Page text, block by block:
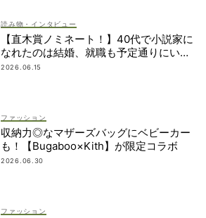
読み物・インタビュー
【直木賞ノミネート！】40代で小説家に
なれたのは結婚、就職も予定通りにいか
なかったから｜朝倉かすみさん
2026.06.15
ファッション
収納力◎なマザーズバッグにベビーカー
も！【Bugaboo×Kith】が限定コラボ
2026.06.30
ファッション